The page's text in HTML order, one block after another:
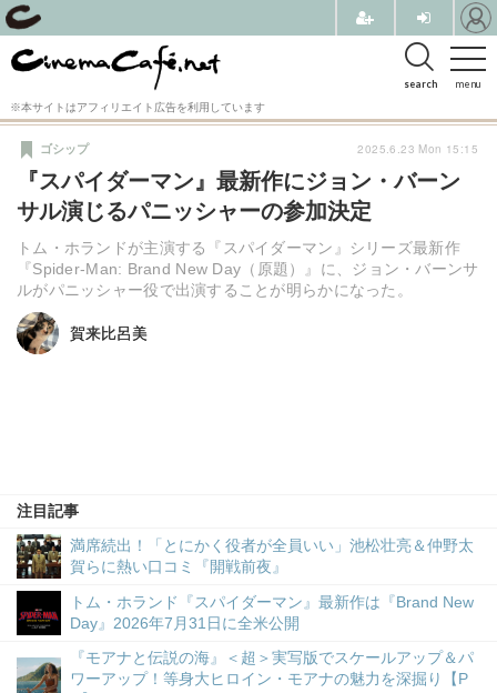
menu
search
※本サイトはアフィリエイト広告を利用しています
『スパイダーマン』最新作にジョン・バーン
サル演じるパニッシャーの参加決定
トム・ホランドが主演する『スパイダーマン』シリーズ最新作
『Spider-Man: Brand New Day（原題）』に、ジョン・バーンサ
ルがパニッシャー役で出演することが明らかになった。
ゴシップ
賀来比呂美
賀来比呂美
注目記事
満席続出！「とにかく役者が全員いい」池松壮亮＆仲野太
賀らに熱い口コミ『開戦前夜』
トム・ホランド『スパイダーマン』最新作は『Brand New
Day』2026年7月31日に全米公開
『モアナと伝説の海』＜超＞実写版でスケールアップ＆パ
ワーアップ！等身大ヒロイン・モアナの魅力を深掘り【P
2025.6.23 Mon 15:15